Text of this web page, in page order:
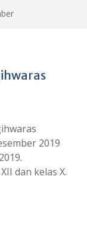
2019
dan kelas X.